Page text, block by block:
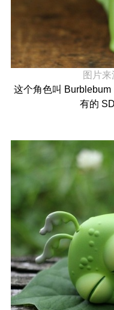
图片来
这个角色叫
有的